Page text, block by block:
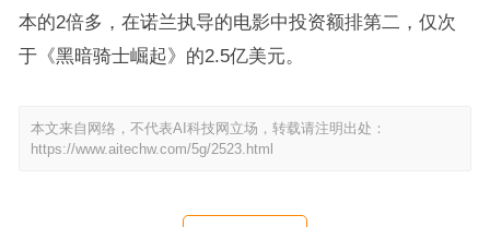
本的2倍多，在诺兰执导的电影中投资额排第二，仅次
于《黑暗骑士崛起》的2.5亿美元。
本文来自网络，不代表AI科技网立场，转载请注明出处：
https://www.aitechw.com/5g/2523.html